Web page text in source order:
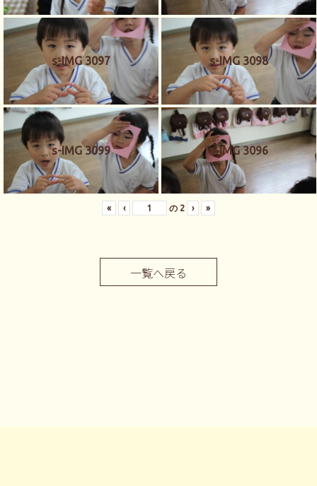
s-IMG 3097 s-IMG 3098
s-IMG 3099 s-IMG 3096
« ‹ の 2 › »
一覧へ戻る